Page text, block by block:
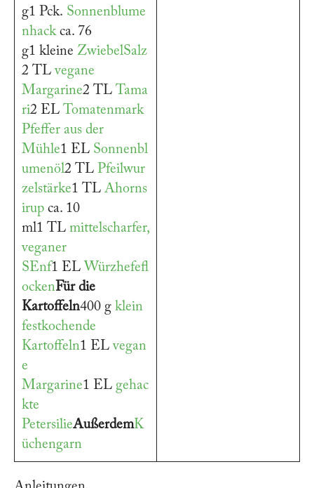
g1 Pck. Sonnenblume
nhackca. 76
g1 kleine ZwiebelSalz
2 TLvegane
Margarine2 TL Tama
ri2 EL Tomatenmark
Pfeffer aus der
Mühle1 EL Sonnenbl
umenöl2 TL Pfeilwur
zelstärke1 TL Ahorns
irup ca. 10
ml1 TL mittelscharfer,
veganer
SEnf1 EL Würzhefefl
ockenFür die
Kartoffeln400 g klein
festkochende
Kartoffeln1 ELvegan
e
Margarine1 EL gehac
kte
PetersilieAußerdemK
üchengarn